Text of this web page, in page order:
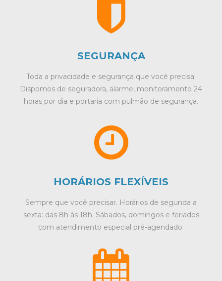
SEGURANÇA
Toda a privacidade e segurança que você precisa.
Dispomos de seguradora, alarme, monitoramento 24
horas por dia e portaria com pulmão de segurança.
HORÁRIOS FLEXÍVEIS
Sempre que você precisar. Horários de segunda a
sexta: das 8h às 18h. Sábados, domingos e feriados
com atendimento especial pré-agendado.